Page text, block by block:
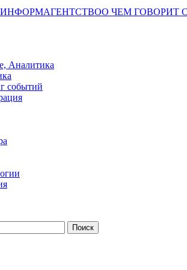
ИНФОРМАГЕНТСТВОО ЧЕМ ГОВОРИТ
Аналитика
событий